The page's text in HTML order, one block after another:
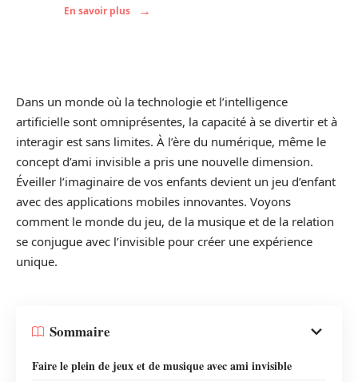
En savoir plus
Dans un monde où la technologie et l’intelligence
artificielle sont omniprésentes, la capacité à se divertir et à
interagir est sans limites. À l’ère du numérique, même le
concept d’ami invisible a pris une nouvelle dimension.
Éveiller l’imaginaire de vos enfants devient un jeu d’enfant
avec des applications mobiles innovantes. Voyons
comment le monde du jeu, de la musique et de la relation
se conjugue avec l’invisible pour créer une expérience
unique.
Sommaire
Faire le plein de jeux et de musique avec ami invisible